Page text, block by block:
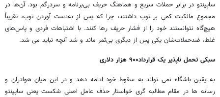
ساپینتو در برابر حملات سریع و هماهنگ حریف بی‌برنامه و سردرگم بود. آن‌ها در
مجموع مالکیت کمی بر توپ داشتند، چرا که پس از به‌دست آوردن توپ، تقریباً
هیچ‌گاه نتوانستند خود را از فشار حریف رها کنند. با اشتباهات فردی و پاس‌های
غلط، ضدحملات‌شان یکی پس از دیگری بی‌ثمر ماند و شد آنچه نباید می شد.
سبکی تحمل ناپذیر یک قرارداد۹۰۰ هزار دلاری
به یقین باشگاه نمی تواند به سقوط خود ادامه دهد و در این میان هوادران و
رسانه ها در مقام مطالبه گری خواستار حذف عامل اصلی شکست یعنی ساپینتو